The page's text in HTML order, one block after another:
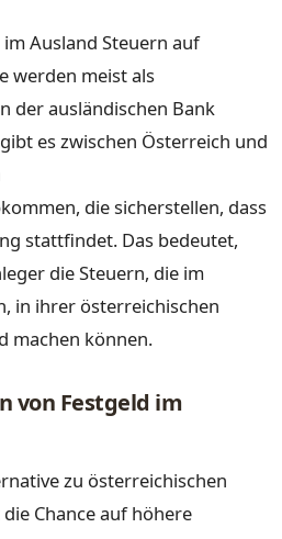
Ausland Steuern auf
werden meist als
der ausländischen Bank
es zwischen Österreich und
die sicherstellen, dass
stattfindet. Das bedeutet,
die Steuern, die im
in ihrer österreichischen
machen können.
von Festgeld im
zu österreichischen
Chance auf höhere